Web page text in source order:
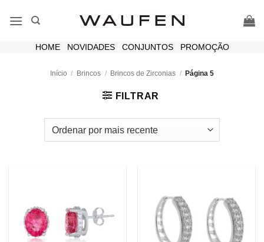
HOME| NOVIDADES| CONJUNTOS| PROMOÇÃO
Início / Brincos / Brincos de Zirconias / Página 5
FILTRAR